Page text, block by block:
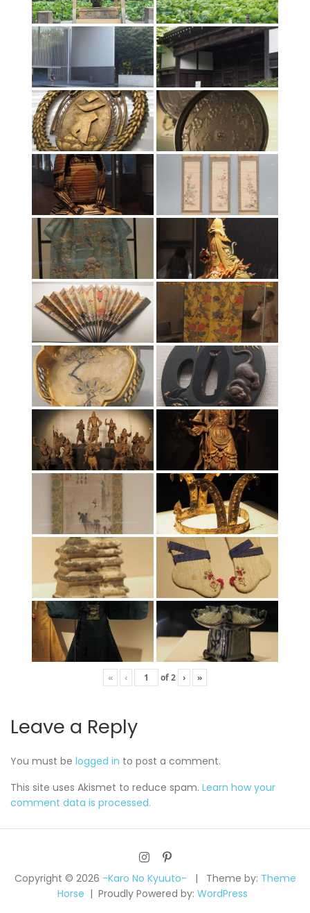
« ‹ of2 › »
Leave a Reply
You must be logged in to post a comment.
This site uses Akismet to reduce spam. Learn how your
comment data is processed.
Copyright © 2026 -Karo No Kyuuto- Theme by: Theme
Horse
Proudly Powered by: WordPress